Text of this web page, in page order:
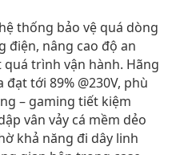
thống bảo vệ quá dòng
điện, nâng cao độ an
trình vận hành. Hãng
tới 89% @230V, phù
– gaming tiết kiệm
vân vảy cá mềm dẻo
khả năng đi dây linh